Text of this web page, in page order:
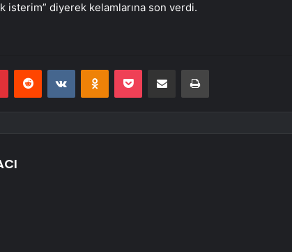
isterim” diyerek kelamlarına son verdi.
PinterestReddit VKontakteOdnoklassniki
Pocket E-Posta ile paylaş Yazdır